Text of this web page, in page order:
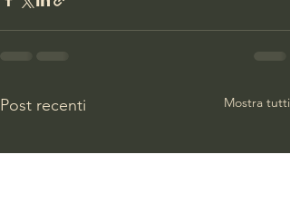
Post recenti Mostra tutti